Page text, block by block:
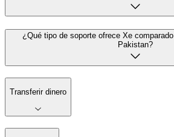
¿Qué tipo de soporte ofrece Xe
Pakistan?
Transferir dinero